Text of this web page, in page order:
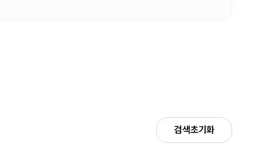
검색초기화